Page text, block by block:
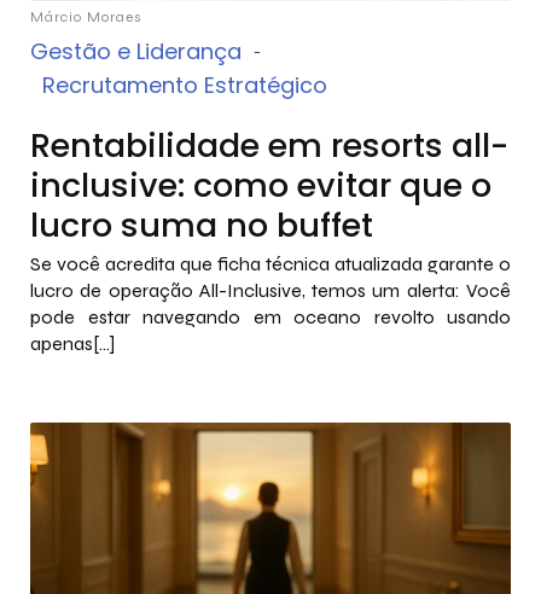
Márcio Moraes
Gestão e Liderança -
Recrutamento Estratégico
Rentabilidade em resorts all-
inclusive: como evitar que o
lucro suma no buffet
Se você acredita que ficha técnica atualizada garante o
lucro de operação All-Inclusive, temos um alerta: Você
pode estar navegando em oceano revolto usando
apenas[…]